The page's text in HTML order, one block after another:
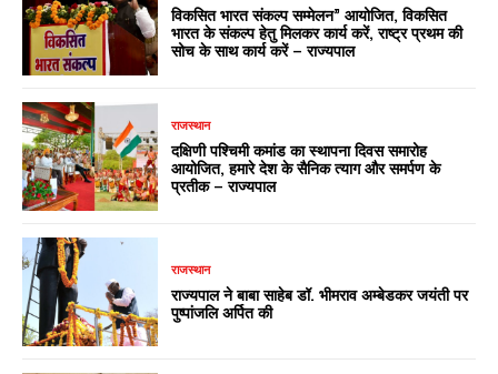
विकसित भारत संकल्प सम्मेलन” आयोजित, विकसित
भारत के संकल्प हेतु मिलकर कार्य करें, राष्ट्र प्रथम की
सोच के साथ कार्य करें – राज्यपाल
राजस्थान
दक्षिणी पश्चिमी कमांड का स्थापना दिवस समारोह
आयोजित, हमारे देश के सैनिक त्याग और समर्पण के
प्रतीक – राज्यपाल
राजस्थान
राज्यपाल ने बाबा साहेब डॉ. भीमराव अम्बेडकर जयंती पर
पुष्पांजलि अर्पित की